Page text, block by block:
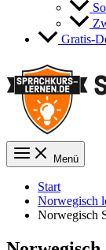
Gratis-
Menü
Start
Norwegisch
Norwegisch